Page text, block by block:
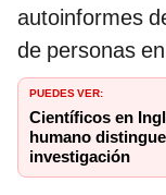
autoinformes
de personas
PUEDES VER:
Científicos en
humano
investigación